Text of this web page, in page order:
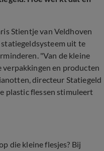
Stientje van Veldhoven
uit te
"Van de kleine
verpakkingen en producten
directeur Statiegeld
plastic flessen stimuleert
die kleine flesjes? Bij